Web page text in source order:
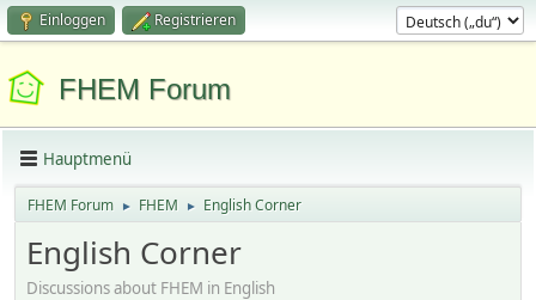
Einloggen Registrieren
FHEM Forum
Hauptmenü
FHEM Forum ► FHEM ► English Corner
English Corner
Discussions about FHEM in English